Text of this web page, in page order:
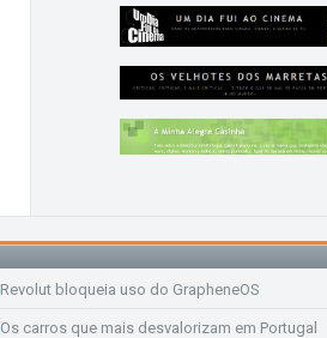
Revolut bloqueia uso do GrapheneOS
Os carros que mais desvalorizam em Portugal